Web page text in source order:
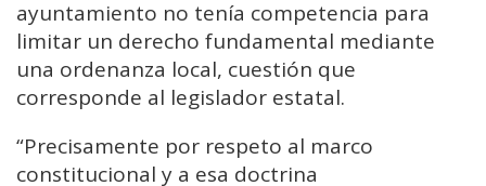
ayuntamiento no tenía competencia para
limitar un derecho fundamental mediante
una ordenanza local, cuestión que
corresponde al legislador estatal.
“Precisamente por respeto al marco
constitucional y a esa doctrina